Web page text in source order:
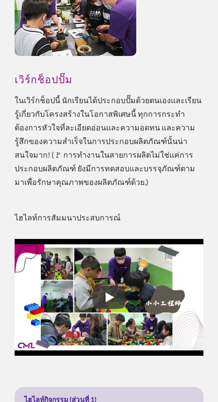
เวิร์กช็อปปั๊ม
ในเวิร์กช็อปนี้ นักเรียนได้ประกอบปั๊มด้วยตนเองและเรียน
รู้เกี่ยวกับโครงสร้างในโอกาสพิเศษนี้ ทุกการกระทำ
ต้องการหัวใจที่ละเอียดอ่อนและความอดทน และความ
รู้สึกของความสำเร็จในการประกอบผลิตภัณฑ์นั้นน่า
สนใจมาก! (🚩 การทำงานในสายการผลิตไม่ใช่แค่การ
ประกอบผลิตภัณฑ์ ยังมีการทดสอบและบรรจุภัณฑ์ตาม
มาเพื่อรักษาคุณภาพของผลิตภัณฑ์ด้วย.)
ไฮไลท์การสัมมนาประสบการณ์
ไฮไลท์การสัมมนาประสบการณ์
ไฮไลท์กิจกรรม (ส่วนที่ 1)